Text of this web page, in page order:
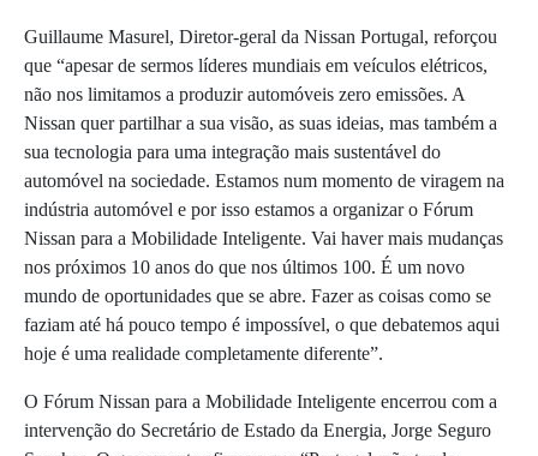
Guillaume Masurel, Diretor-geral da Nissan Portugal, reforçou
que “apesar de sermos líderes mundiais em veículos elétricos,
não nos limitamos a produzir automóveis zero emissões. A
Nissan quer partilhar a sua visão, as suas ideias, mas também a
sua tecnologia para uma integração mais sustentável do
automóvel na sociedade. Estamos num momento de viragem na
indústria automóvel e por isso estamos a organizar o Fórum
Nissan para a Mobilidade Inteligente. Vai haver mais mudanças
nos próximos 10 anos do que nos últimos 100. É um novo
mundo de oportunidades que se abre. Fazer as coisas como se
faziam até há pouco tempo é impossível, o que debatemos aqui
hoje é uma realidade completamente diferente”.
O Fórum Nissan para a Mobilidade Inteligente encerrou com a
intervenção do Secretário de Estado da Energia, Jorge Seguro